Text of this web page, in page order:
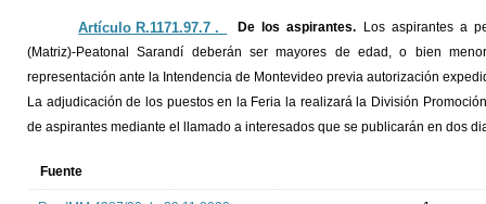
Artículo R.1171.97.7 ._ De los aspirantes.
Los aspirantes a
(Matriz)-Peatonal Sarandí deberán ser mayores de edad, o bien
representación ante la Intendencia de Montevideo previa autorización
La adjudicación de los puestos en la Feria la realizará la División
de aspirantes mediante el llamado a interesados que se publicarán en dos
Fuente